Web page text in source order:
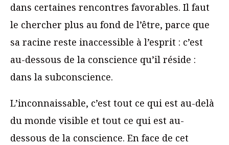
dans certaines rencontres favorables. Il faut
le chercher plus au fond de l’être, parce que
sa racine reste inaccessible à l’esprit : c’est
au-dessous de la conscience qu’il réside :
dans la subconscience.
L’inconnaissable, c’est tout ce qui est au-delà
du monde visible et tout ce qui est au-
dessous de la conscience. En face de cet